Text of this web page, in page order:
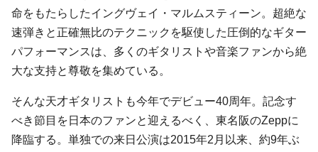
命をもたらしたイングヴェイ・マルムスティーン。超絶な
速弾きと正確無比のテクニックを駆使した圧倒的なギター
パフォーマンスは、多くのギタリストや音楽ファンから絶
大な支持と尊敬を集めている。
そんな天才ギタリストも今年でデビュー40周年。記念す
べき節目を日本のファンと迎えるべく、東名阪のZeppに
降臨する。単独での来日公演は2015年2月以来、約9年ぶ